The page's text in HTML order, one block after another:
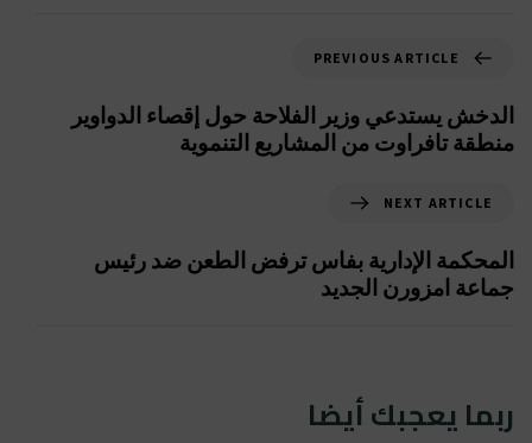
PREVIOUS ARTICLE
الدخش يستدعي وزير الفلاحة حول إقصاء الدواوير
منطقة تافراوت من المشاريع التنموية
NEXT ARTICLE
المحكمة الإدارية بفاس ترفض الطعن ضد رئيس
جماعة امزورن الجديد
ربما يعجبك أيضا